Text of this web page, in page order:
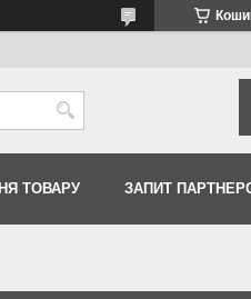
ТОВАРУ ЗАПИТ